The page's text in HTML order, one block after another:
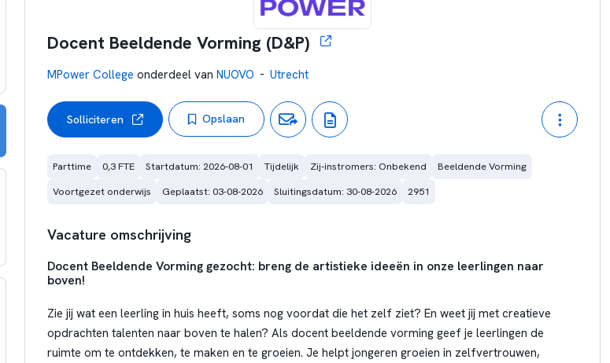
Docent Beeldende Vorming (D&P)
MPower College onderdeel van NUOVO - Utrecht
Solliciteren Opslaan
Parttime 0,3 FTE Startdatum: 2026-08-01 Tijdelijk Zij-instromers: Onbekend
Beeldende Vorming
Voortgezet onderwijs
Geplaatst: 03-08-2026 Sluitingsdatum: 30-08-2026 2951
Vacature omschrijving
Docent Beeldende Vorming gezocht: breng de artistieke ideeën in onze leerlingen naar
boven!
Zie jij wat een leerling in huis heeft, soms nog voordat die het zelf ziet? En weet jij met creatieve
opdrachten talenten naar boven te halen? Als docent beeldende vorming geef je leerlingen de
ruimte om te ontdekken, te maken en te groeien. Je helpt jongeren groeien in zelfvertrouwen,